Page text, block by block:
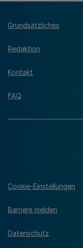
Grundsätzliches
Redaktion
Kontakt
FAQ
Cookie-Einstellungen
Barriere melden
Datenschutz